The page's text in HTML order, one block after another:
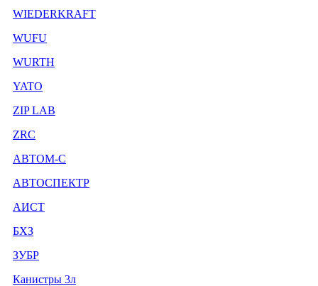
WIEDERKRAFT
WUFU
WURTH
YATO
ZIP LAB
ZRC
АВТОМ-С
АВТОСПЕКТР
АИСТ
БХЗ
ЗУБР
Канистры 3л